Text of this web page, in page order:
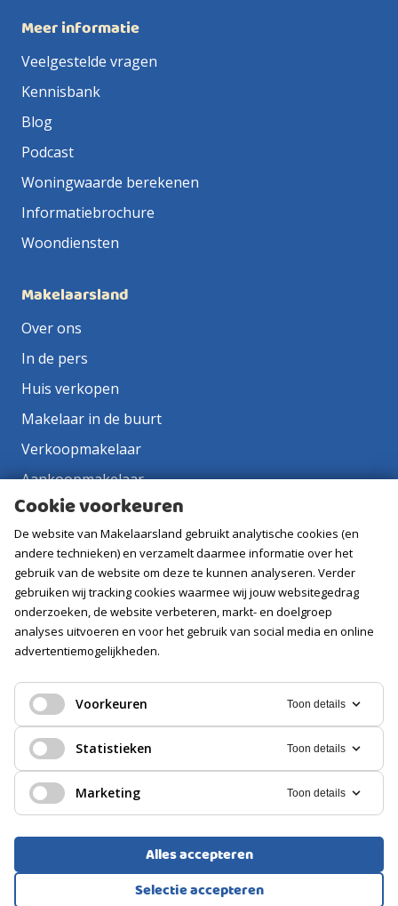
Meer informatie
Veelgestelde vragen
Kennisbank
Blog
Podcast
Woningwaarde berekenen
Informatiebrochure
Woondiensten
Makelaarsland
Over ons
In de pers
Huis verkopen
Makelaar in de buurt
Verkoopmakelaar
Aankoopmakelaar
Contact
Vacatures
Volg ons
Voorwaarden Privacyverklaring
Cookie voorkeuren
De website van Makelaarsland gebruikt analytische cookies (en
andere technieken) en verzamelt daarmee informatie over het
gebruik van de website om deze te kunnen analyseren. Verder
gebruiken wij tracking cookies waarmee wij jouw websitegedrag
onderzoeken, de website verbeteren, markt- en doelgroep
analyses uitvoeren en voor het gebruik van social media en online
advertentiemogelijkheden.
Voorkeuren Toon details
Statistieken Toon details
Marketing Toon details
Alles accepteren
Selectie accepteren